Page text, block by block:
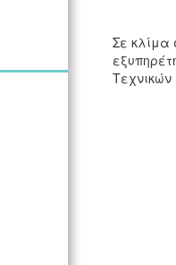
Σε κλίμα